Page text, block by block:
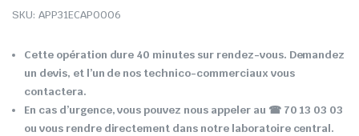
SKU: APP31ECAP0006
Cette opération dure 40 minutes sur rendez-vous. Demandez
un devis, et l’un de nos technico-commerciaux vous
contactera.
En cas d’urgence, vous pouvez nous appeler au ☎ 70 13 03 03
ou vous rendre directement dans notre laboratoire central.